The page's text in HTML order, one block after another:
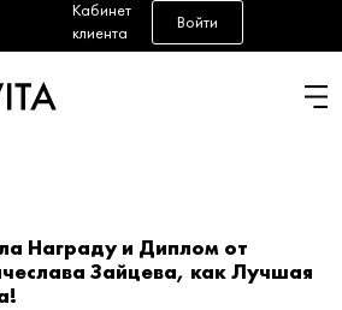
Кабинет
клиента
Войти
Награду и Диплом от
Зайцева, как Лучшая